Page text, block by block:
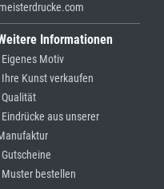
Informationen
Eigenes Motiv
Ihre Kunst verkaufen
Qualität
Eindrücke aus unserer
Gutscheine
Muster bestellen